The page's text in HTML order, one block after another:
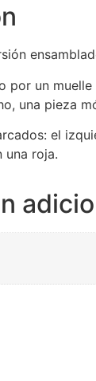
por un
una pieza
el
una roja.